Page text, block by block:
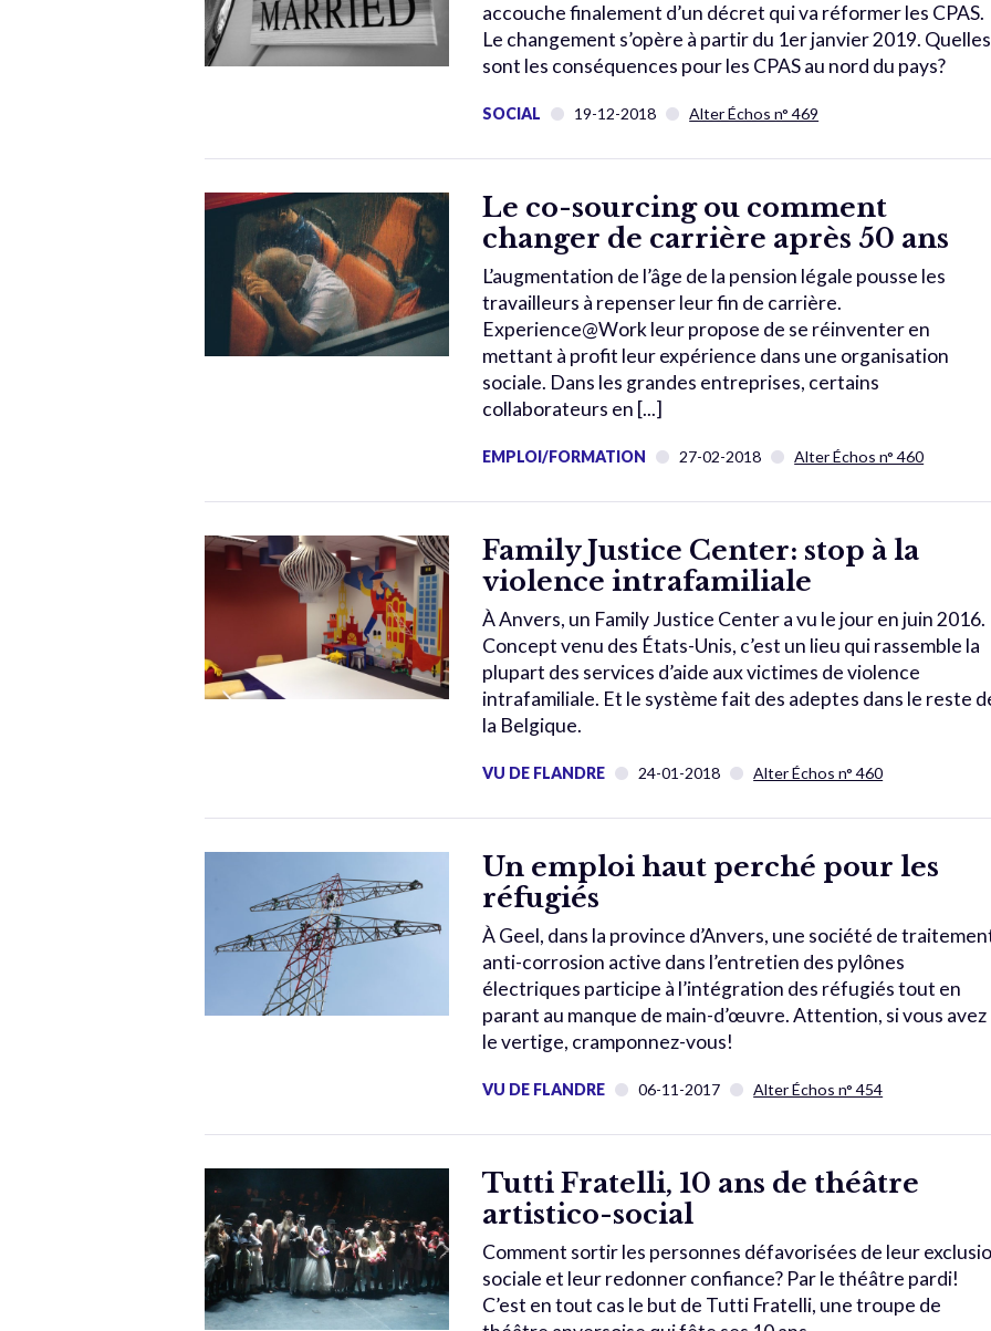
accouche finalement d’un décret qui va réformer les CPAS.
Le changement s’opère à partir du 1er janvier 2019. Quelles
sont les conséquences pour les CPAS au nord du pays?
SOCIAL 19-12-2018 Alter Échos n° 469
Le co-sourcing ou comment
changer de carrière après 50 ans
L’augmentation de l’âge de la pension légale pousse les
travailleurs à repenser leur fin de carrière.
Experience@Work leur propose de se réinventer en
mettant à profit leur expérience dans une organisation
sociale. Dans les grandes entreprises, certains
collaborateurs en [...]
EMPLOI/FORMATION 27-02-2018 Alter Échos n° 460
Family Justice Center: stop à la
violence intrafamiliale
À Anvers, un Family Justice Center a vu le jour en juin 2016.
Concept venu des États-Unis, c’est un lieu qui rassemble la
plupart des services d’aide aux victimes de violence
intrafamiliale. Et le système fait des adeptes dans le reste
la Belgique.
VU DE FLANDRE 24-01-2018 Alter Échos n° 460
Un emploi haut perché pour les
réfugiés
À Geel, dans la province d’Anvers, une société de
anti-corrosion active dans l’entretien des pylônes
électriques participe à l’intégration des réfugiés tout en
parant au manque de main-d’œuvre. Attention, si vous avez
le vertige, cramponnez-vous!
VU DE FLANDRE 06-11-2017 Alter Échos n° 454
Tutti Fratelli, 10 ans de théâtre
artistico-social
Comment sortir les personnes défavorisées de leur
sociale et leur redonner confiance? Par le théâtre pardi!
C’est en tout cas le but de Tutti Fratelli, une troupe de